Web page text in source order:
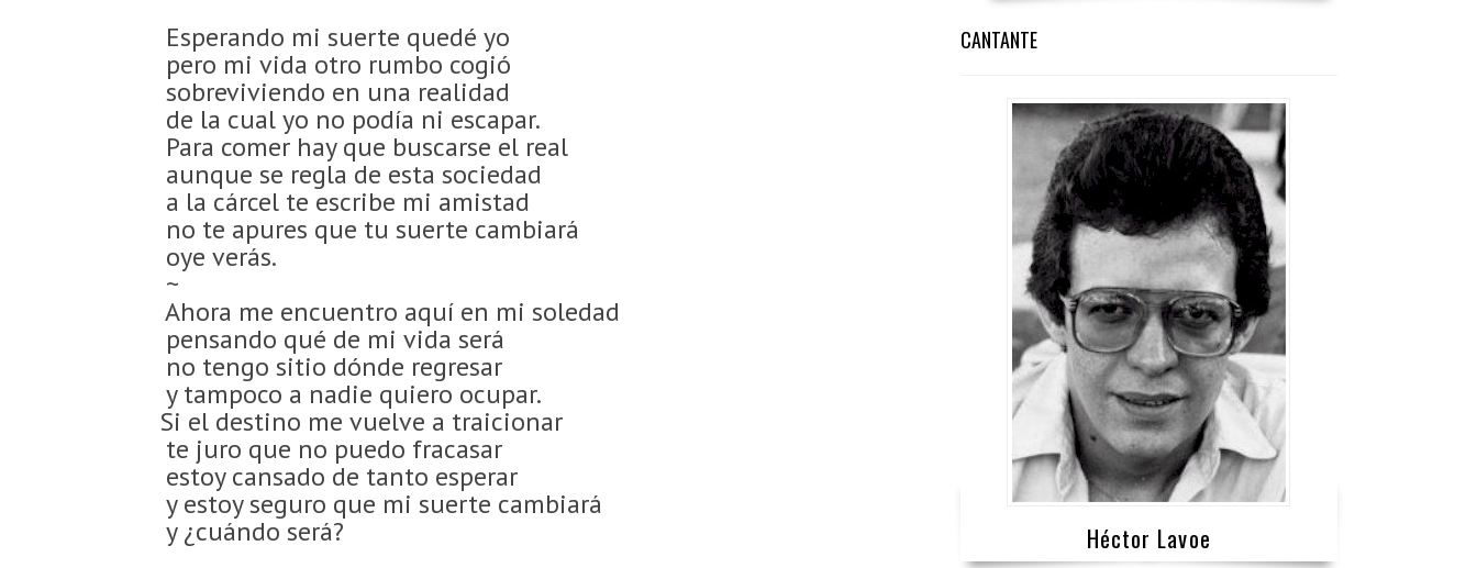
Esperando mi suerte quedé yo
pero mi vida otro rumbo cogió
sobreviviendo en una realidad
de la cual yo no podía ni escapar.
Para comer hay que buscarse el real
aunque se regla de esta sociedad
a la cárcel te escribe mi amistad
no te apures que tu suerte cambiará
oye verás.
~
Ahora me encuentro aquí en mi soledad
pensando qué de mi vida será
no tengo sitio dónde regresar
y tampoco a nadie quiero ocupar.
Si el destino me vuelve a traicionar
te juro que no puedo fracasar
estoy cansado de tanto esperar
y estoy seguro que mi suerte cambiará
y ¿cuándo será?
CANTANTE
Héctor Lavoe